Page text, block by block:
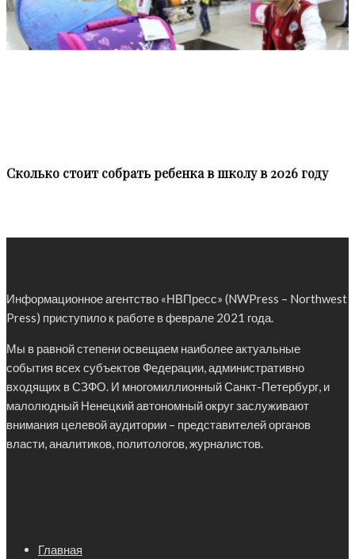
Сколько стоит собрать ребенка в школу в 2026 году
Информационное агентство «НВПресс» (NWPress – Northwest
Press) приступило к работе в феврале 2021 года.
Мы в равной степени освещаем наиболее актуальные
события всех субъектов Федерации, административно
входящих в СЗФО. И многомиллионный Санкт-Петербург, и
малолюдный Ненецкий автономный округ заслуживают
внимания целевой аудитории – представителей органов
власти, аналитиков, политологов, журналистов.
Главная